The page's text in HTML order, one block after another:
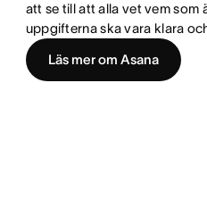
att se till att alla vet vem som
uppgifterna ska vara klara
Läs mer om Asana